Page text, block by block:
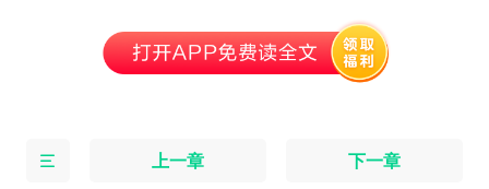
上一章 下一章